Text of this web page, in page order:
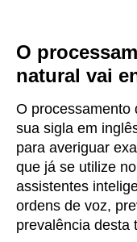
O
natural vai
O processamento
sua sigla em
para averiguar
que já se utilize
assistentes
ordens de voz,
prevalência desta